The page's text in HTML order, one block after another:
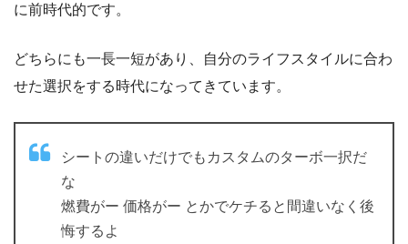
に前時代的です。
どちらにも一長一短があり、自分のライフスタイルに合わ
せた選択をする時代になってきています。
シートの違いだけでもカスタムのターボ一択だ
な
燃費がー 価格がー とかでケチると間違いなく後
悔するよ